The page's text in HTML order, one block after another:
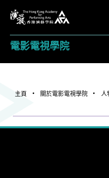
電影電視學院
主頁 關於電影電視學院 人